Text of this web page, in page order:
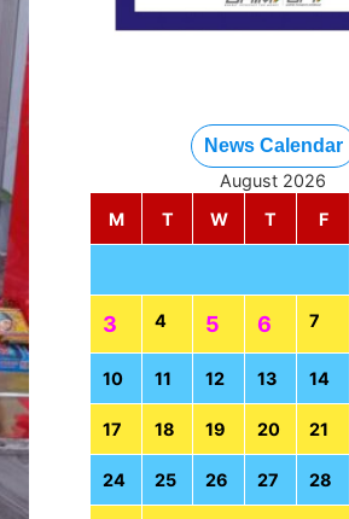
News Calendar
August 2026
M
T W T F
3 4 5 6 7
10 11 12 13 14
17 18 19 20 21
24 25 26 27 28